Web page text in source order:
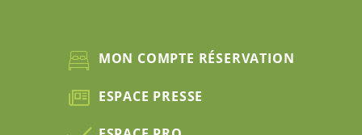
MON COMPTE RÉSERVATION
ESPACE PRESSE